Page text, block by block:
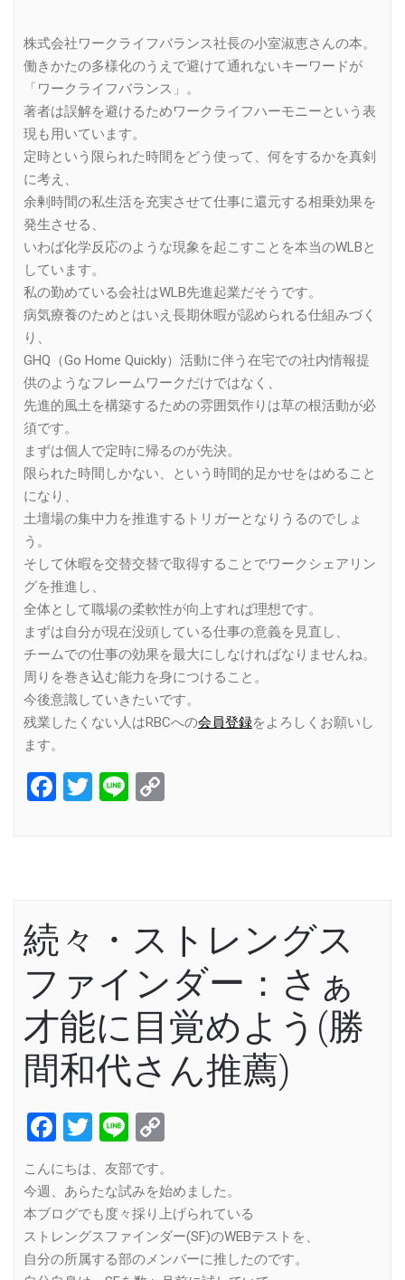
株式会社ワークライフバランス社長の小室淑恵さんの本。
働きかたの多様化のうえで避けて通れないキーワードが
「ワークライフバランス」。
著者は誤解を避けるためワークライフハーモニーという表
現も用いています。
定時という限られた時間をどう使って、何をするかを真剣
に考え、
余剰時間の私生活を充実させて仕事に還元する相乗効果を
発生させる、
いわば化学反応のような現象を起こすことを本当のWLBと
しています。
私の勤めている会社はWLB先進起業だそうです。
病気療養のためとはいえ長期休暇が認められる仕組みづく
り、
GHQ（Go Home Quickly）活動に伴う在宅での社内情報提
供のようなフレームワークだけではなく、
先進的風土を構築するための雰囲気作りは草の根活動が必
須です。
まずは個人で定時に帰るのが先決。
限られた時間しかない、という時間的足かせをはめること
になり、
土壇場の集中力を推進するトリガーとなりうるのでしょ
う。
そして休暇を交替交替で取得することでワークシェアリン
グを推進し、
全体として職場の柔軟性が向上すれば理想です。
まずは自分が現在没頭している仕事の意義を見直し、
チームでの仕事の効果を最大にしなければなりませんね。
周りを巻き込む能力を身につけること。
今後意識していきたいです。
残業したくない人はRBCへの会員登録をよろしくお願いし
ます。
Facebook
Twitter
Line
続々・ストレングス
ファインダー：さぁ
才能に目覚めよう(勝
間和代さん推薦)
Facebook
Twitter
Line
こんにちは、友部です。
今週、あらたな試みを始めました。
本ブログでも度々採り上げられている
ストレングスファインダー(SF)のWEBテストを、
自分の所属する部のメンバーに推したのです。